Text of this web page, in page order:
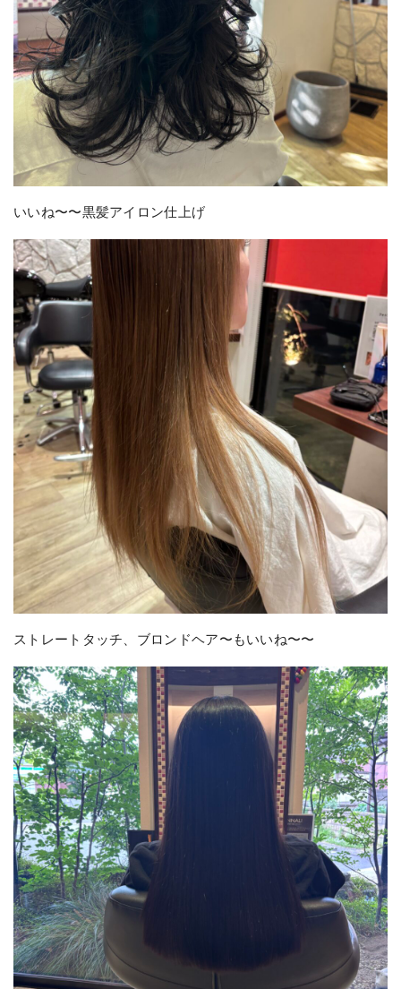
いいね〜〜黒髪アイロン仕上げ
ストレートタッチ、ブロンドヘア〜もいいね〜〜